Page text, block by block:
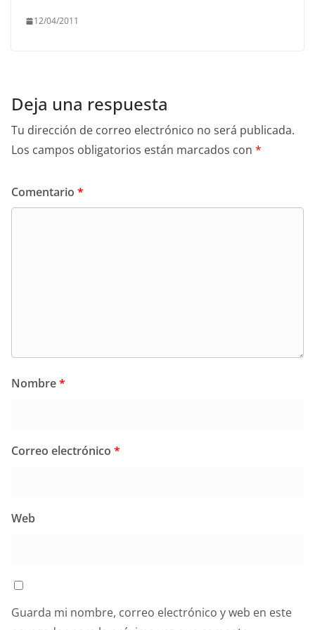
12/04/2011
Deja una respuesta
Tu dirección de correo electrónico no será publicada.
Los campos obligatorios están marcados con *
Comentario *
Nombre*
Correo electrónico *
Web
Guarda mi nombre, correo electrónico y web en este